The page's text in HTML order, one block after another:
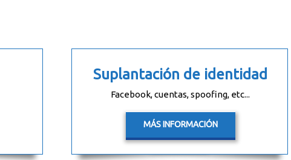
Suplantación de identidad
Facebook, cuentas, spoofing, etc...
MÁS INFORMACIÓN